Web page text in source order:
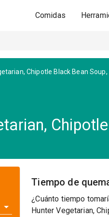
Comidas
Chipotle Black Bean Soup,
Tiempo de
¿Cuánto tiempo
Hunter Vegetarian,